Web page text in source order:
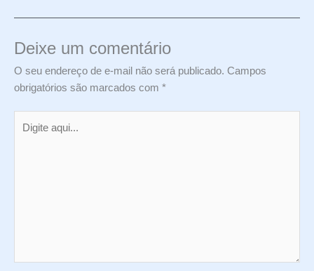
Deixe um comentário
O seu endereço de e-mail não será publicado. Campos
obrigatórios são marcados com *
aqui...